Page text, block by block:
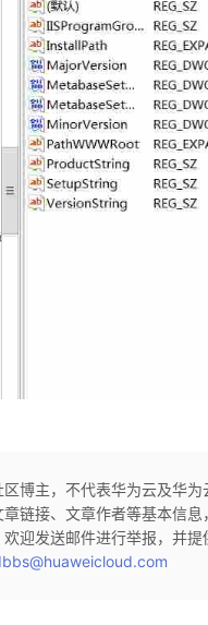
区博主，不代表华为云及华
链接、文章作者等基本信
迎发送邮件进行举报，并